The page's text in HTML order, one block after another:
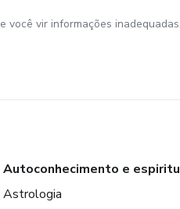
você vir informações inadequadas,
Autoconhecimento e
Astrologia